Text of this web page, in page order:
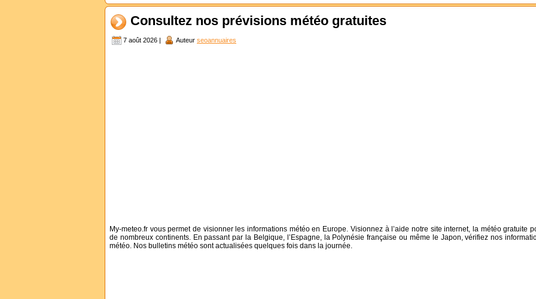
Consultez nos prévisions météo gratuites
7 août 2026 | Auteur seoannuaires
My-meteo.fr vous permet de visionner les informations météo en Europe. Visionnez à l’aide notre site internet, la météo gratuite
de nombreux continents. En passant par la Belgique, l’Espagne, la Polynésie française ou même le Japon, vérifiez nos
météo. Nos bulletins météo sont actualisées quelques fois dans la journée.